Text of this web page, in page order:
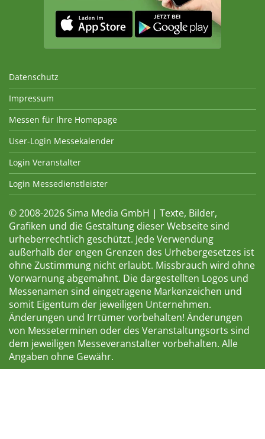
Datenschutz
Impressum
Messen für Ihre Homepage
User-Login Messekalender
Login Veranstalter
Login Messedienstleister
© 2008-2026 Sima Media GmbH | Texte, Bilder,
Grafiken und die Gestaltung dieser Webseite sind
urheberrechtlich geschützt. Jede Verwendung
außerhalb der engen Grenzen des Urhebergesetzes ist
ohne Zustimmung nicht erlaubt. Missbrauch wird ohne
Vorwarnung abgemahnt. Die dargestellten Logos und
Messenamen sind eingetragene Markenzeichen und
somit Eigentum der jeweiligen Unternehmen.
Änderungen und Irrtümer vorbehalten! Änderungen
von Messeterminen oder des Veranstaltungsorts sind
dem jeweiligen Messeveranstalter vorbehalten. Alle
Angaben ohne Gewähr.